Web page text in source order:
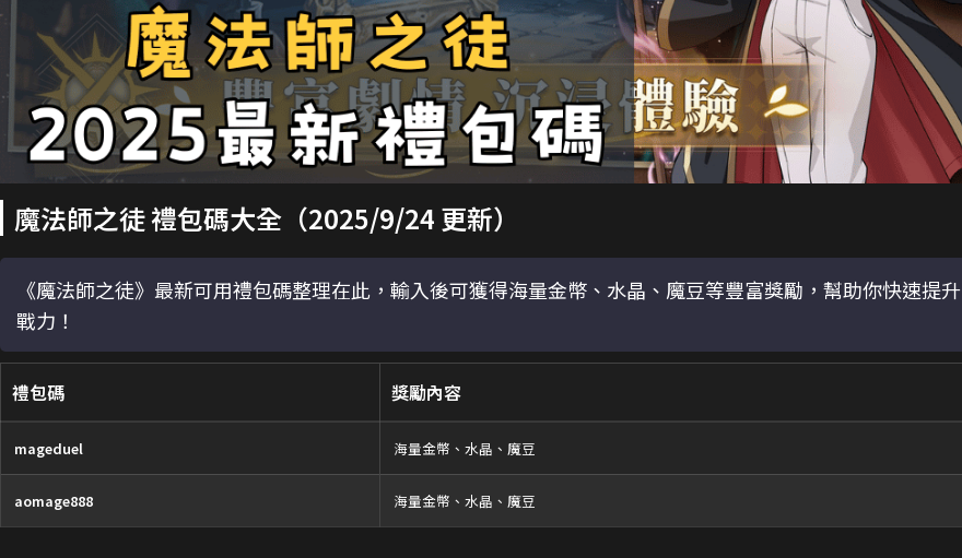
魔法師之徒 禮包碼大全（2025/9/24 更新）
《魔法師之徒》最新可用禮包碼整理在此，輸入後可獲得海量金幣、水晶、魔豆等豐富獎勵，幫助你快速提升
戰力！
禮包碼 獎勵內容
mageduel 海量金幣、水晶、魔豆
aomage888 海量金幣、水晶、魔豆